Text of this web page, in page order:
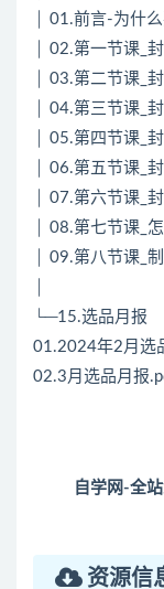
│ 01.前言-为什
│ 02.第一节课_
│ 03.第二节课_
│ 04.第三节课_
│ 05.第四节课_
│ 06.第五节课_
│ 07.第六节课_
│ 08.第七节课_
│ 09.第八节课_
└─15.选品月报
01.2024年2月选
02.3月选品月报
自学网-全
资源信